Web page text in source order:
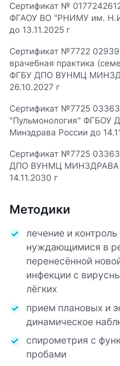
Сертификат №
ФГАОУ ВО "РНИМУ им.
до 13.11.2025 г
Сертификат №7722
врачебная практика
ФГБУ ДПО ВУНМЦ
26.10.2027 г
Сертификат №7725
"Пульмонология"
Минздрава России до
Сертификат №7725
ДПО ВУНМЦ
14.11.2030 г
Методики
лечение и
нуждающимися в
перенесённой
инфекции с
лёгких
прием плановых и
динамическое
спирометрия с
пробами